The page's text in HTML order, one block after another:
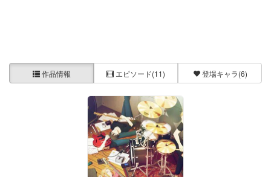
作品情報 エピソード(11) 登場キャラ(6)